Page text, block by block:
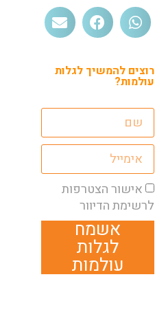
רוצים להמשיך לגלות
עולמות?
אישור הצטרפות
לרשימת הדיוור
אשמח
לגלות
עולמות